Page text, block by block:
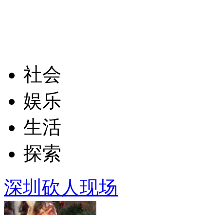
社会
娱乐
生活
探索
深圳砍人现场